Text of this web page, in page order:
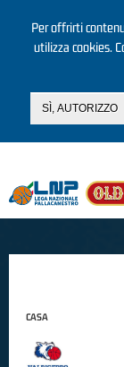
Per offrirti
utilizza cookies.
SÌ, AUTORIZZO
CASA